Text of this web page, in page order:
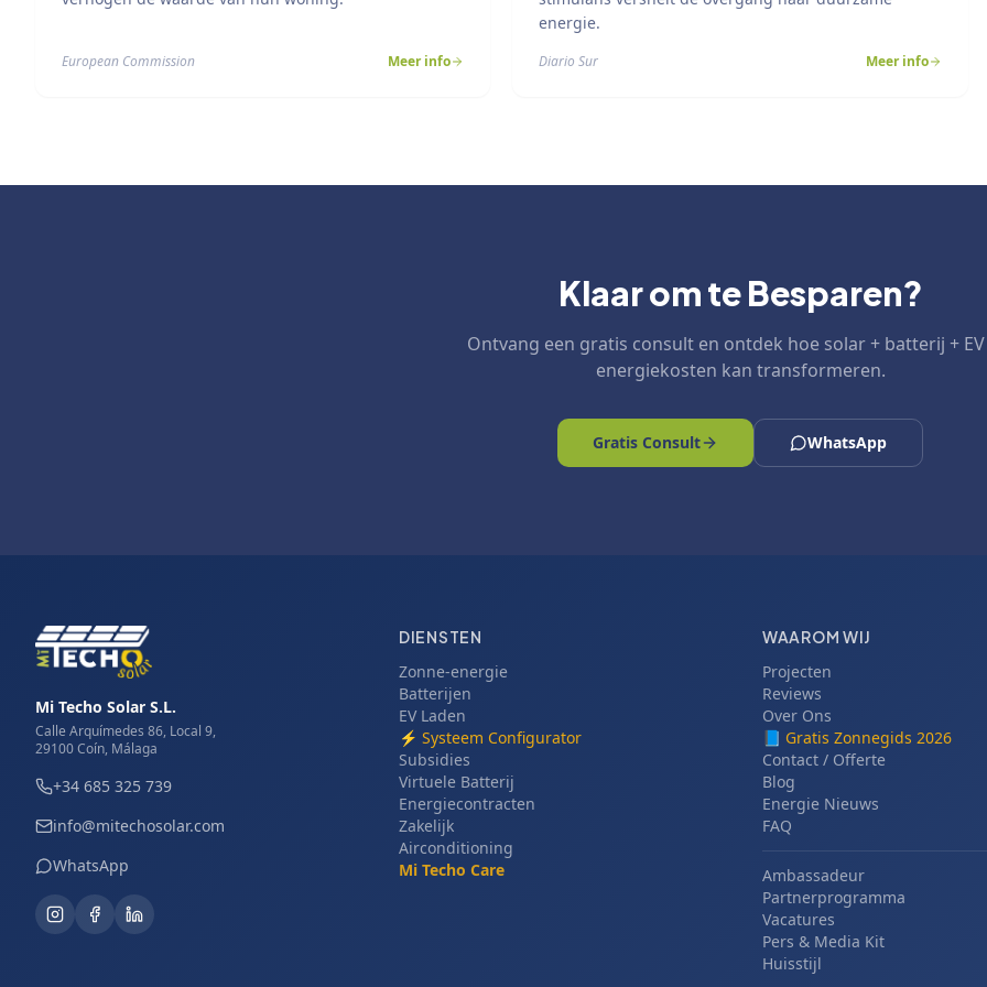
European Commission Meer info
energie.
Diario Sur Meer info
Klaar om te Besparen?
Ontvang een gratis consult en ontdek hoe solar + batterij +
energiekosten kan transformeren.
Gratis Consult WhatsApp
Mi Techo Solar S.L.
Calle Arquímedes 86, Local 9,
29100 Coín, Málaga
+34 685 325 739
info@mitechosolar.com
WhatsApp
DIENSTEN
Zonne-energie
Batterijen
EV Laden
⚡ Systeem Configurator
Subsidies
Virtuele Batterij
Energiecontracten
Zakelijk
Airconditioning
Mi Techo Care
WAAROM WIJ
Projecten
Reviews
Over Ons
📘 Gratis Zonnegids 2026
Contact / Offerte
Blog
Energie Nieuws
FAQ
Ambassadeur
Partnerprogramma
Vacatures
Pers & Media Kit
Huisstijl